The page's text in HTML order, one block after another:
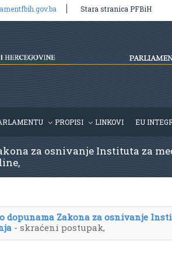
Stara stranica PFBiH
PROPISI LINKOVI EU
za osnivanje Instituta za
dopunama Zakona za osnivanje
- skraćeni postupak,